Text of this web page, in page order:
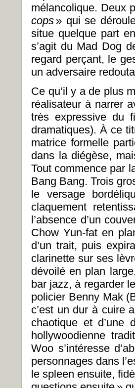
mélancolique. Deux
cops » qui se
situe quelque part
s’agit du Mad Dog
regard perçant, le
un adversaire
Ce qu’il y a de plus
réalisateur à narrer
très expressive du
dramatiques). À ce
matrice formelle
dans la diégèse,
Tout commence par
Bang Bang. Trois
le versage
claquement
l’absence d’un
Chow Yun-fat en
d’un trait, puis
clarinette sur ses
dévoilé en plan
bar jazz, à regarder
policier Benny Mak
c’est un dur à cuire
chaotique et d’une
hollywoodienne
Woo s’intéresse
personnages dans
le spleen ensuite,